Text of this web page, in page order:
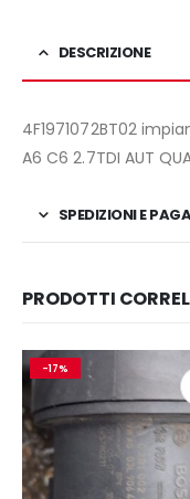
DESCRIZIONE
4F1971072BT02
A6 C6 2.7TDI AUT
SPEDIZIONI E
PRODOTTI
-17%